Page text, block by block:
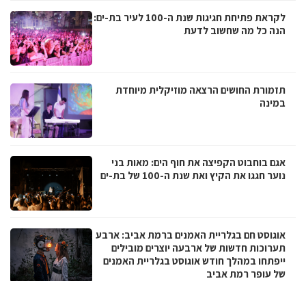
לקראת פתיחת חגיגות שנת ה-100 לעיר בת-ים:
הנה כל מה שחשוב לדעת
תזמורת החושים הרצאה מוזיקלית מיוחדת
במינה
אגם בוחבוט הקפיצה את חוף הים: מאות בני
נוער חגגו את הקיץ ואת שנת ה-100 של בת-ים
אוגוסט חם בגלריית האמנים ברמת אביב: ארבע
תערוכות חדשות של ארבעה יוצרים מובילים
ייפתחו במהלך חודש אוגוסט בגלריית האמנים
של עופר רמת אביב